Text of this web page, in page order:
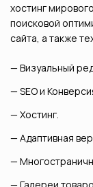
хостинг
поисковой
сайта, а также
Визуальный
SEO и
Хостинг.
Адаптивная